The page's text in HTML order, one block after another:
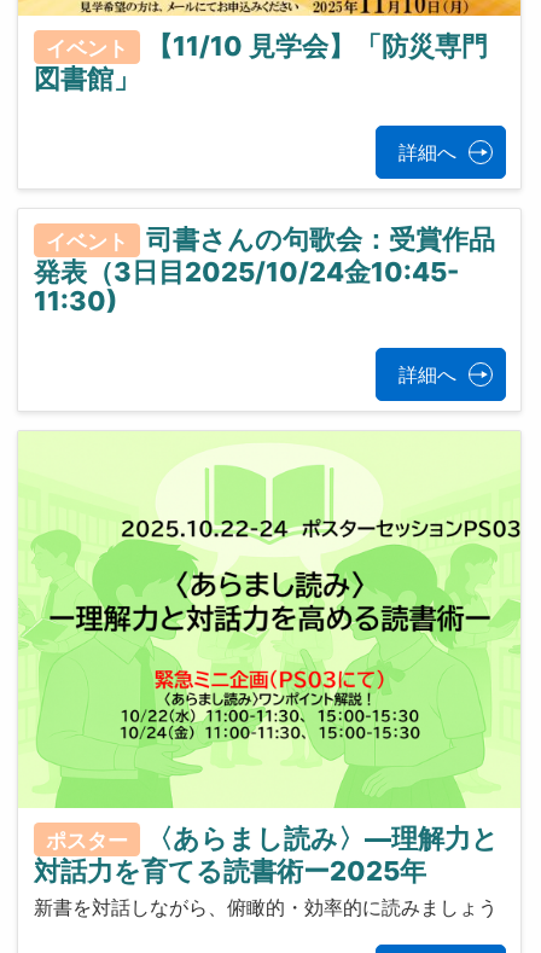
イベント
【11/10 見学会】「防災専門
図書館」
詳細へ
イベント
司書さんの句歌会：受賞作品
発表（3日目2025/10/24金10:45-
11:30)
詳細へ
ポスター
〈あらまし読み〉—理解力と
対話力を育てる読書術ー2025年
新書を対話しながら、俯瞰的・効率的に読みましょう